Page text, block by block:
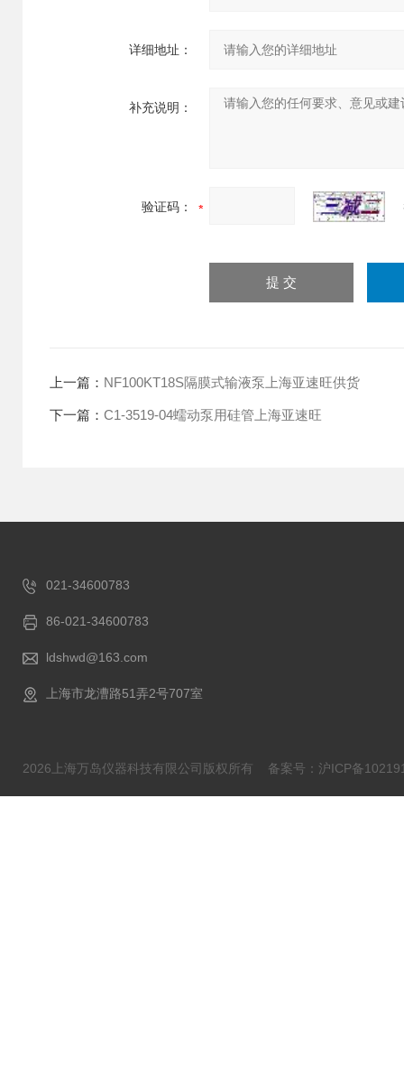
详细地址：
补充说明：
验证码：
上一篇： NF100KT18S隔膜式输液泵上海亚速旺供货
下一篇： C1-3519-04蠕动泵用硅管上海亚速旺
021-34600783
86-021-34600783
ldshwd@163.com
上海市龙漕路51弄2号707室
2026上海万岛仪器科技有限公司版权所有 备案号：沪ICP备